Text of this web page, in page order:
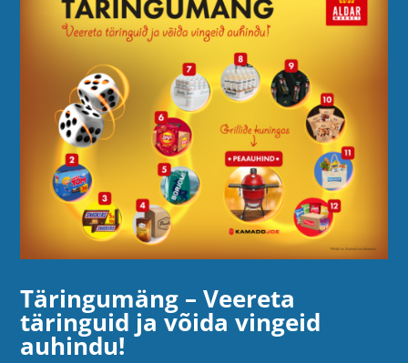
Täringumäng – Veereta
täringuid ja võida vingeid
auhindu!